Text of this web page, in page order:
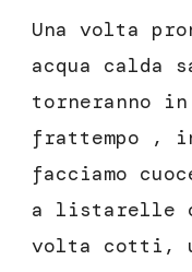
Una volta
acqua calda
torneranno
frattempo ,
facciamo
a listarelle
volta cotti,